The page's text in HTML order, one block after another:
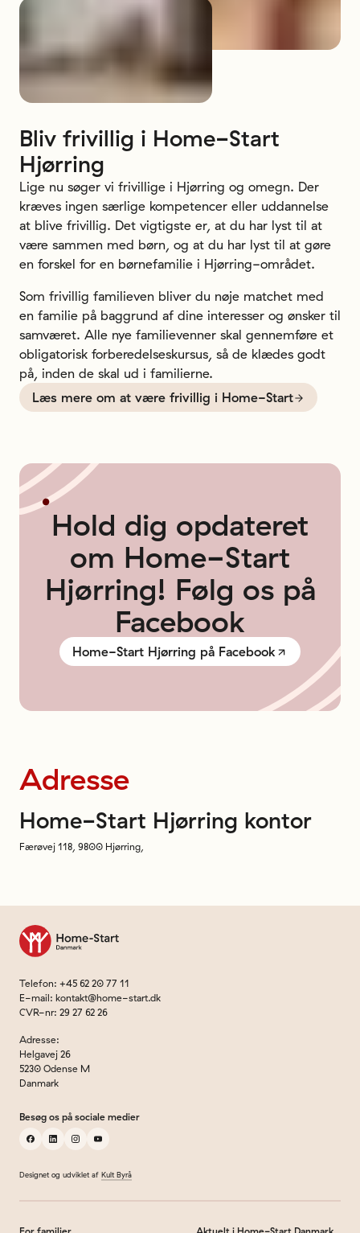
Bliv frivillig i Home-Start
Hjørring
Lige nu søger vi frivillige i Hjørring og omegn. Der
kræves ingen særlige kompetencer eller uddannelse
at blive frivillig. Det vigtigste er, at du har lyst til at
være sammen med børn, og at du har lyst til at gøre
en forskel for en børnefamilie i Hjørring-området.
Som frivillig familieven bliver du nøje matchet med
en familie på baggrund af dine interesser og ønsker til
samværet. Alle nye familievenner skal gennemføre et
obligatorisk forberedelseskursus, så de klædes godt
på, inden de skal ud i familierne.
Læs mere om at være frivillig i Home-Start
Hold dig opdateret
om Home-Start
Hjørring! Følg os på
Facebook
Home-Start Hjørring på Facebook
Adresse
Home-Start Hjørring kontor
Færøvej 118 9800 Hjørring
Til forsiden
Telefon: +45 62 20 77 11
E-mail: kontakt@home-start.dk
CVR-nr: 29 27 62 26
Adresse:
Helgavej 26
5230 Odense M
Danmark
Besøg os på sociale medier
facebooklinkedininstagramyoutube
Designet og udviklet af Kult Byrå